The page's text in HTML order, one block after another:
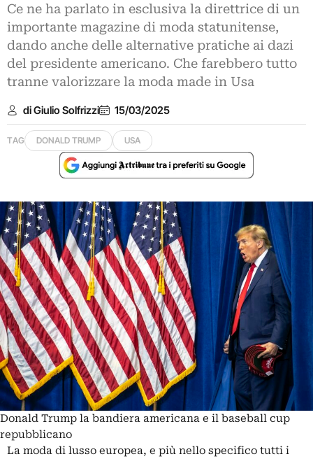
Ce ne ha parlato in esclusiva la direttrice di un
importante magazine di moda statunitense,
dando anche delle alternative pratiche ai dazi
del presidente americano. Che farebbero tutto
tranne valorizzare la moda made in Usa
di Giulio Solfrizzi 15/03/2025
TAG DONALD TRUMP USA
Donald Trump la bandiera americana e il baseball cup
repubblicano
La moda di lusso europea, e più nello specifico tutti i